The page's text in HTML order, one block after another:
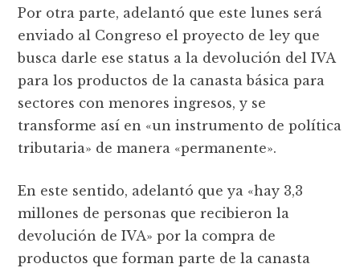
Por otra parte, adelantó que este lunes será
enviado al Congreso el proyecto de ley que
busca darle ese status a la devolución del IVA
para los productos de la canasta básica para
sectores con menores ingresos, y se
transforme así en «un instrumento de política
tributaria» de manera «permanente».
En este sentido, adelantó que ya «hay 3,3
millones de personas que recibieron la
devolución de IVA» por la compra de
productos que forman parte de la canasta